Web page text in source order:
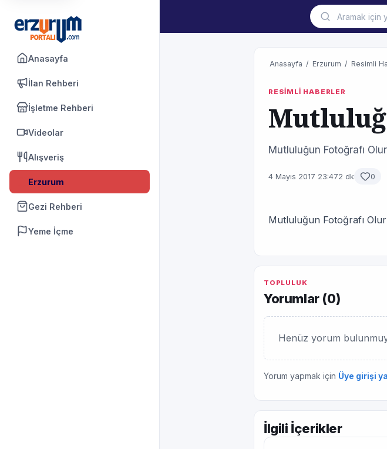
Anasayfa
İlan Rehberi
İşletme Rehberi
Videolar
Alışveriş
Erzurum
Gezi Rehberi
Yeme İçme
Anasayfa / Erzurum / Resimli
RESİMLİ HABERLER
Mutluluğun Fotoğrafı
4 Mayıs 2017 23:472 dk 0
Mutluluğun Fotoğrafı
TOPLULUK
Yorumlar (0)
Henüz yorum
Yorum yapmak için Üye girişi
İlgili İçerikler